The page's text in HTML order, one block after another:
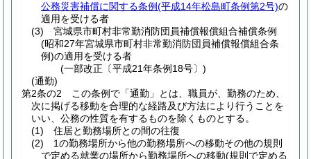
公務災害補償に関する条例(平成14年松島町条例第2号)の
適用を受ける者
(3)
宮城県市町村非常勤消防団員補償報償組合補償条例
(昭和27年宮城県市町村非常勤消防団員補償報償組合条
例)の適用を受ける者
(一部改正〔平成21年条例18号〕)
(通勤)
第2条の2
この条例で「通勤」とは、職員が、勤務のため、
次に掲げる移動を合理的な経路及び方法により行うことを
いい、公務の性質を有するものを除くものとする。
(1)
住居と勤務場所との間の往復
(2)
1の勤務場所から他の勤務場所への移動その他の規則
で定める就業の場所から勤務場所への移動(規則で定める